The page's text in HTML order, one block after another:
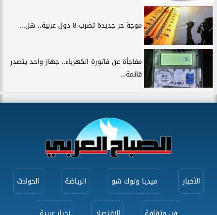
موجة حر جديدة تضرب 8 دول عربية.. هل...
مفاجأة عن فاتورة الكهرباء.. جهاز واحد يتصدر
قائمة...
الأخبار ميديا وتوك شو الرياضة الحوادث